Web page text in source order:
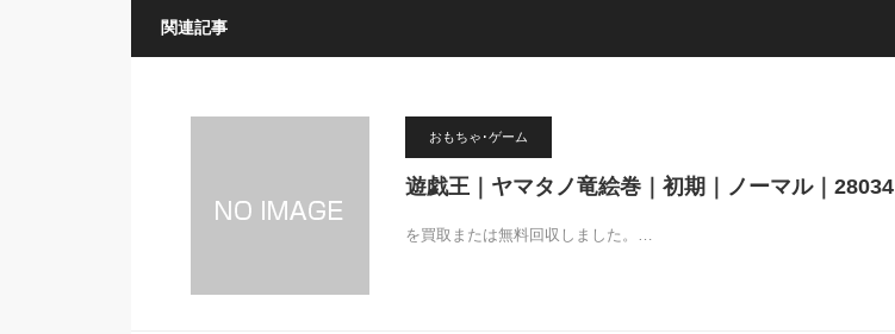
関連記事
おもちゃ･ゲーム
遊戯王｜ヤマタノ竜絵巻｜初期｜ノーマル｜28034
を買取または無料回収しました。…